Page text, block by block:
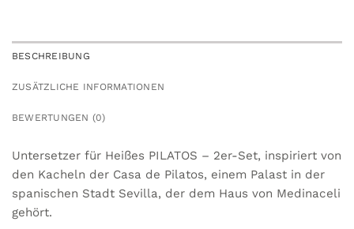
BESCHREIBUNG
ZUSÄTZLICHE INFORMATIONEN
BEWERTUNGEN (0)
Untersetzer für Heißes PILATOS – 2er-Set, inspiriert von
den Kacheln der Casa de Pilatos, einem Palast in der
spanischen Stadt Sevilla, der dem Haus von Medinaceli
gehört.